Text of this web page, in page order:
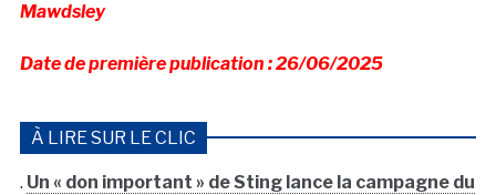
Mawdsley
Date de première publication : 26/06/2025
À LIRE SUR LE CLIC
. Un « don important » de Sting lance la campagne du